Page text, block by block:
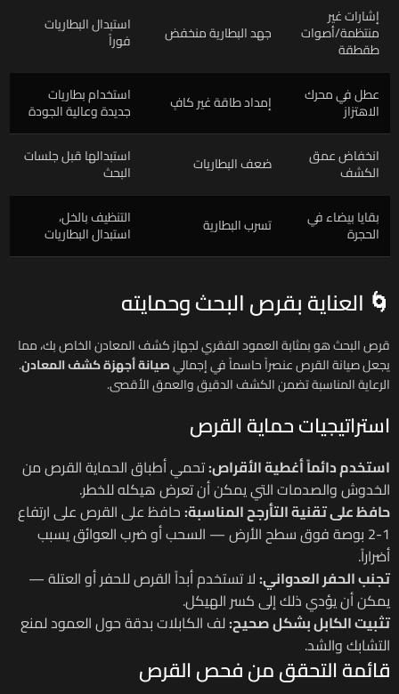
إشارات غير
منتظمة/أصوات
طقطقة
جهد البطارية منخفض استبدال البطاريات
فوراً
عطل في محرك
الاهتزاز إمداد طاقة غير كافٍ استخدام بطاريات
جديدة وعالية الجودة
انخفاض عمق
الكشف ضعف البطاريات استبدالها قبل جلسات
البحث
بقايا بيضاء في
الحجرة تسرب البطارية التنظيف بالخل،
استبدال البطاريات
🌀 العناية بقرص البحث وحمايته
قرص البحث هو بمثابة العمود الفقري لجهاز كشف المعادن الخاص بك، مما
يجعل صيانة القرص عنصراً حاسماً في إجماليصيانة أجهزة كشف المعادن.
الرعاية المناسبة تضمن الكشف الدقيق والعمق الأقصى.
استراتيجيات حماية القرص
استخدم دائماً أغطية الأقراص:تحمي أطباق الحماية القرص من
الخدوش والصدمات التي يمكن أن تعرض هيكله للخطر.
حافظ على تقنية التأرجح المناسبة:حافظ على القرص على ارتفاع
1-2 بوصة فوق سطح الأرض — السحب أو ضرب العوائق يسبب
أضراراً.
تجنب الحفر العدواني:لا تستخدم أبداً القرص للحفر أو العتلة —
يمكن أن يؤدي ذلك إلى كسر الهيكل.
تثبيت الكابل بشكل صحيح:لف الكابلات بدقة حول العمود لمنع
التشابك والشد.
قائمة التحقق من فحص القرص